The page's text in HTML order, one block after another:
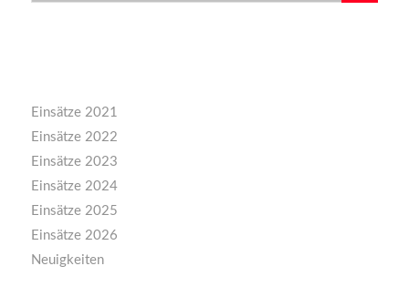
Einsätze 2021
Einsätze 2022
Einsätze 2023
Einsätze 2024
Einsätze 2025
Einsätze 2026
Neuigkeiten